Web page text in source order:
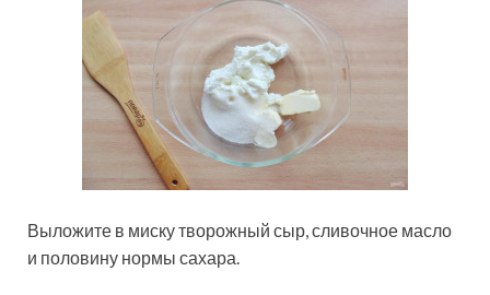
Выложите в миску творожный сыр, сливочное масло
и половину нормы сахара.